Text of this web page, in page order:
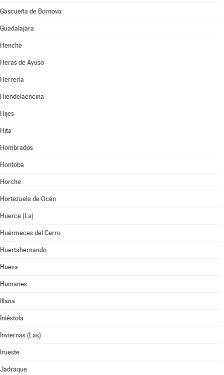
Gascueña de Bornova
Guadalajara
Henche
Heras de Ayuso
Herrería
Hiendelaencina
Hijes
Hita
Hombrados
Hontoba
Horche
Hortezuela de Océn
Huerce (La)
Huérmeces del Cerro
Huertahernando
Hueva
Humanes
Illana
Iniéstola
Inviernas (Las)
Irueste
Jadraque